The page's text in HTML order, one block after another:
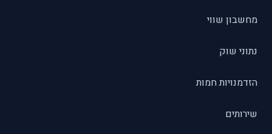
מחשבון שווי
נתוני שוק
הזדמנויות חמות
שירותים